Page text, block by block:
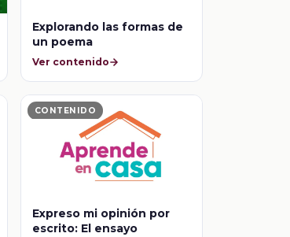
Explorando las formas de
un poema
Ver contenido
CONTENIDO
Expreso mi opinión por
escrito: El ensayo